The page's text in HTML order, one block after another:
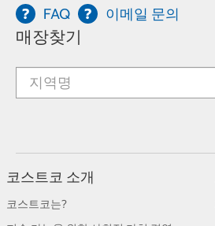
FAQ 이메일 문의
매장찾기
코스트코 소개
코스트코는?